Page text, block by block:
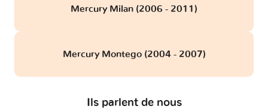
Mercury Milan (2006 - 2011)
Mercury Montego (2004 - 2007)
Ils parlent de nous